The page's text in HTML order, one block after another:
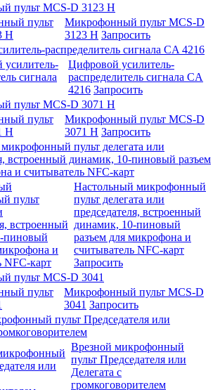
пульт MCS-D 3123 H
Микрофонный пульт MCS-D
3123 H Запросить
распределитель сигнала CA 4216
Цифровой усилитель-
распределитель сигнала CA
4216 Запросить
пульт MCS-D 3071 H
Микрофонный пульт MCS-D
3071 H Запросить
пульт делегата или
встроенный динамик, 10-пиновый разъем
и считыватель NFC-карт
Настольный микрофонный
пульт делегата или
председателя, встроенный
динамик, 10-пиновый
разъем для микрофона и
считыватель NFC-карт
Запросить
пульт MCS-D 3041
Микрофонный пульт MCS-D
3041 Запросить
пульт Председателя или
Врезной микрофонный
пульт Председателя или
Делегата с
громкоговорителем